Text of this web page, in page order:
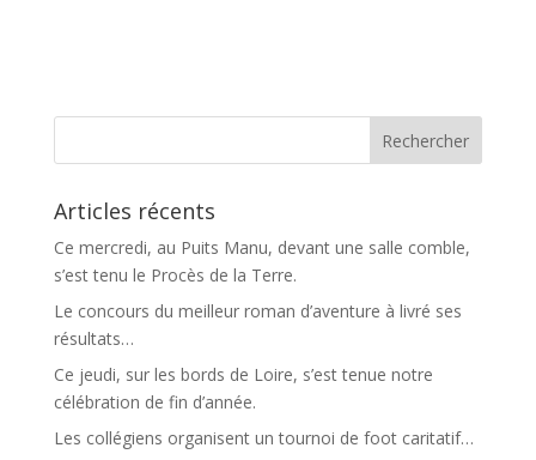
Articles récents
Ce mercredi, au Puits Manu, devant une salle comble,
s’est tenu le Procès de la Terre.
Le concours du meilleur roman d’aventure à livré ses
résultats…
Ce jeudi, sur les bords de Loire, s’est tenue notre
célébration de fin d’année.
Les collégiens organisent un tournoi de foot caritatif…